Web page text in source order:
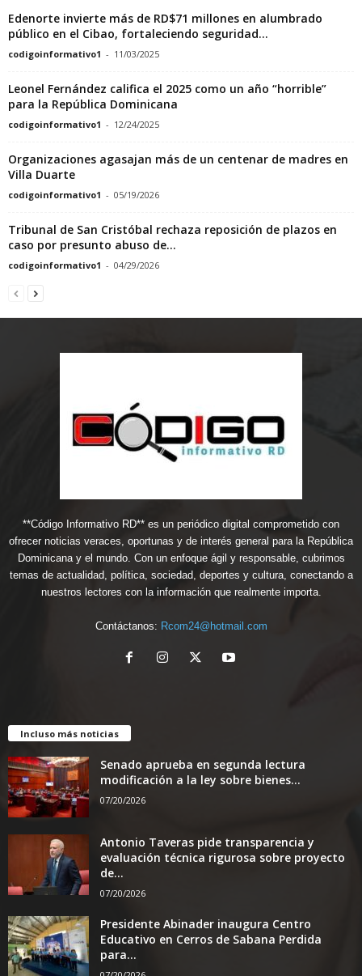
Edenorte invierte más de RD$71 millones en alumbrado
público en el Cibao, fortaleciendo seguridad...
codigoinformativo1 - 11/03/2025
Leonel Fernández califica el 2025 como un año “horrible”
para la República Dominicana
codigoinformativo1 - 12/24/2025
Organizaciones agasajan más de un centenar de madres en
Villa Duarte
codigoinformativo1 - 05/19/2026
Tribunal de San Cristóbal rechaza reposición de plazos en
caso por presunto abuso de...
codigoinformativo1 - 04/29/2026
**Código Informativo RD** es un periódico digital comprometido con
ofrecer noticias veraces, oportunas y de interés general para la República
Dominicana y el mundo. Con un enfoque ágil y responsable, cubrimos
temas de actualidad, política, sociedad, deportes y cultura, conectando a
nuestros lectores con la información que realmente importa.
Contáctanos: Rcom24@hotmail.com
Incluso más noticias
Senado aprueba en segunda lectura
modificación a la ley sobre bienes...
07/20/2026
Antonio Taveras pide transparencia y
evaluación técnica rigurosa sobre proyecto
de...
07/20/2026
Presidente Abinader inaugura Centro
Educativo en Cerros de Sabana Perdida
para...